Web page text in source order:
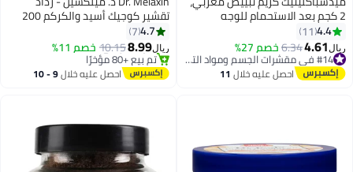
2 كجم بعد الاستحمام للوجه
والجسم، غني بفيتامين E
ومستخلصات طبيعية، منعم
ومرطب.
4.4
11
ريال4.61
6.34خصم 27%
تم بيع +20 مؤخرًا
احصل عليه خلال 11
تقشير كوجيك أسيد والكركم 200
مل4.7
7
ريال8.99
10.15خصم 11%
أقل سعر في السنة
تم بيع +80 مؤخرًا
احصل عليه خلال 9 - 10